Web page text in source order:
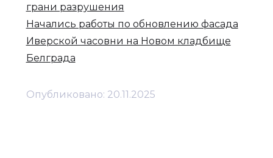
грани разрушения
Начались работы по обновлению фасада
Иверской часовни на Новом кладбище
Белграда
Опубликовано: 20.11.2025